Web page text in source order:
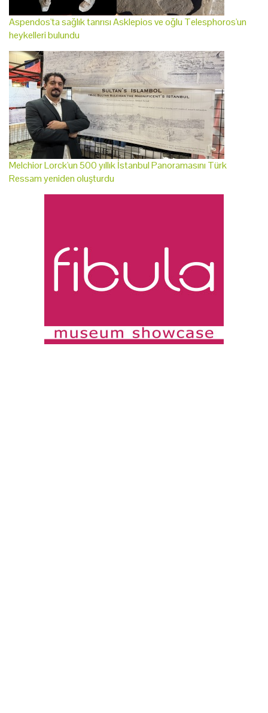
Aspendos'ta sağlık tanrısı Asklepios ve oğlu Telesphoros'un
heykelleri bulundu
Melchior Lorck'un 500 yıllık İstanbul Panoramasını Türk
Ressam yeniden oluşturdu